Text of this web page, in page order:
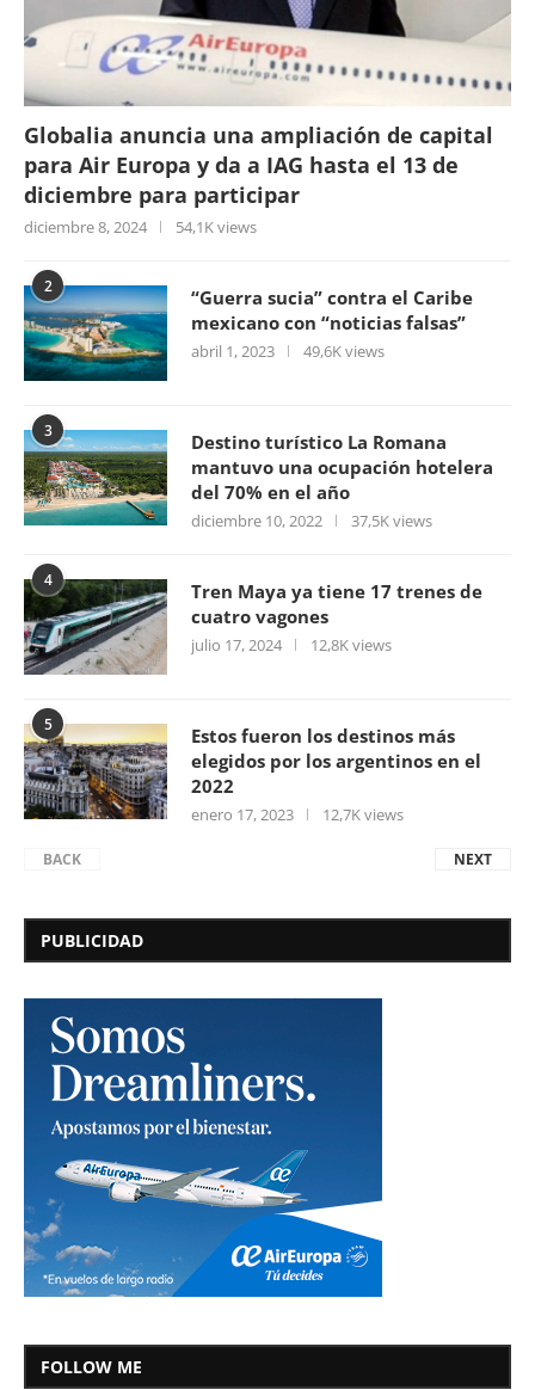
Globalia anuncia una ampliación de capital
para Air Europa y da a IAG hasta el 13 de
diciembre para participar
diciembre 8, 2024 54,1K views
2
“Guerra sucia” contra el Caribe
mexicano con “noticias falsas”
abril 1, 2023 49,6K views
3
Destino turístico La Romana
mantuvo una ocupación hotelera
del 70% en el año
diciembre 10, 2022 37,5K views
4
Tren Maya ya tiene 17 trenes de
cuatro vagones
julio 17, 2024 12,8K views
5
Estos fueron los destinos más
elegidos por los argentinos en el
2022
enero 17, 2023 12,7K views
BACK NEXT
PUBLICIDAD
FOLLOW ME